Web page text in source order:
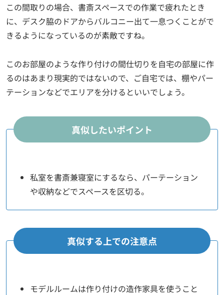
この間取りの場合、書斎スペースでの作業で疲れたとき
に、デスク脇のドアからバルコニー出て一息つくことがで
きるようになっているのが素敵ですね。
このお部屋のような作り付けの間仕切りを自宅の部屋に作
るのはあまり現実的ではないので、ご自宅では、棚やパー
テーションなどでエリアを分けるといいでしょう。
真似したいポイント
私室を書斎兼寝室にするなら、パーテーション
や収納などでスペースを区切る。
真似する上での注意点
モデルルームは作り付けの造作家具を使うこと